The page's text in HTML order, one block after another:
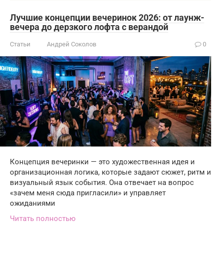
Лучшие концепции вечеринок 2026: от лаунж-
вечера до дерзкого лофта с верандой
Статьи Андрей Соколов 0
Концепция вечеринки — это художественная идея и
организационная логика, которые задают сюжет, ритм и
визуальный язык события. Она отвечает на вопрос
«зачем меня сюда пригласили» и управляет
ожиданиями
Читать полностью